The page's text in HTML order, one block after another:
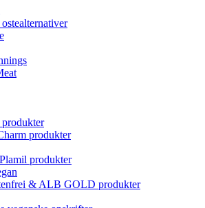
produkter
produkter
& ALB GOLD produkter